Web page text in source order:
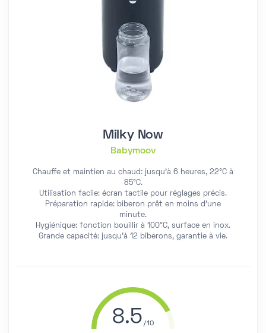
Milky Now
Babymoov
Chauffe et maintien au chaud: jusqu'à 6 heures, 22°C à
85°C.
Utilisation facile: écran tactile pour réglages précis.
Préparation rapide: biberon prêt en moins d'une
minute.
Hygiénique: fonction bouillir à 100°C, surface en inox.
Grande capacité: jusqu'à 12 biberons, garantie à vie.
8.5